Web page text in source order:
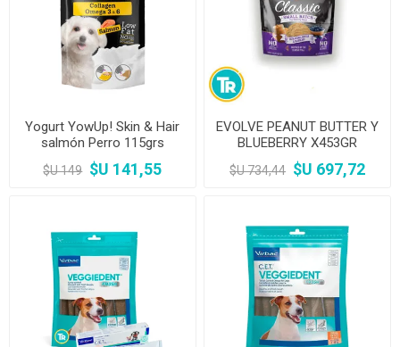
Yogurt YowUp! Skin & Hair
salmón Perro 115grs
$U 149 $U 141,55
EVOLVE PEANUT BUTTER Y
BLUEBERRY X453GR
$U 734,44 $U 697,72